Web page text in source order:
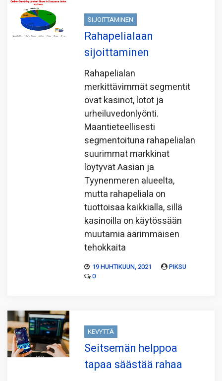
SIJOITTAMINEN
Rahapelialaan
sijoittaminen
Rahapelialan
merkittävimmät segmentit
ovat kasinot, lotot ja
urheiluvedonlyönti.
Maantieteellisesti
segmentoituna rahapelialan
suurimmat markkinat
löytyvät Aasian ja
Tyynenmeren alueelta,
mutta rahapeliala on
tuottoisaa kaikkialla, sillä
kasinoilla on käytössään
muutamia äärimmäisen
tehokkaita
19 HUHTIKUUN, 2021
PIKSU
0
KEVYTTÄ
Seitsemän helppoa
tapaa säästää rahaa